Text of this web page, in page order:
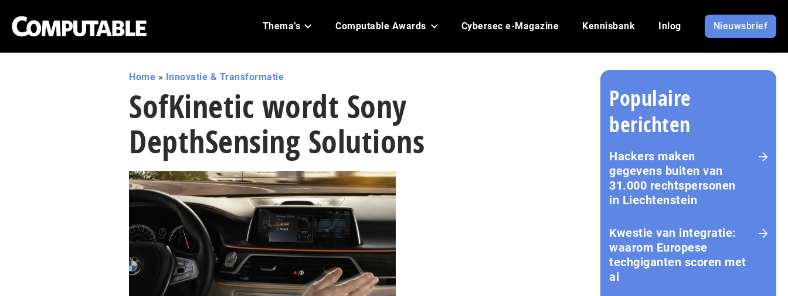
Thema’s Computable Awards Cybersec e-Magazine Kennisbank Inlog Nieuwsbrief
Home » Innovatie & Transformatie
SofKinetic wordt Sony
DepthSensing Solutions
Populaire
berichten
Hackers maken
gegevens buiten van
31.000 rechtspersonen
in Liechtenstein
Kwestie van integratie:
waarom Europese
techgiganten scoren met
ai